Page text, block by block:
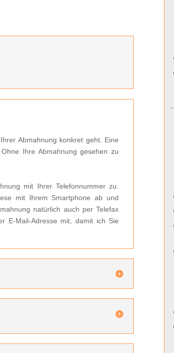
Abmahnung konkret geht. Eine
Ihre Abmahnung gesehen zu
mit Ihrer Telefonnummer zu.
mit Ihrem Smartphone ab und
natürlich auch per Telefax
E-Mail-Adresse mit, damit ich Sie